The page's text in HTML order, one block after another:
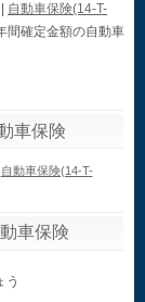
自動車保険(14-T-
確定金額の自動車
車保険
自動車保険(14-T-
車保険
う